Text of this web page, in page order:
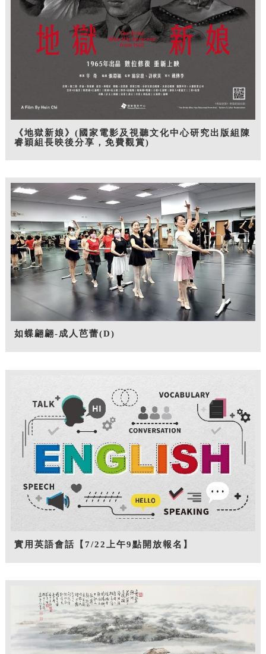
《地獄新娘》(國家電影及視聽文化中心研究出版組陳
睿穎組長映後分享，免費觀賞)
如蝶翩翩-成人芭蕾(D)
實用英語會話【7/22上午9點開放報名】